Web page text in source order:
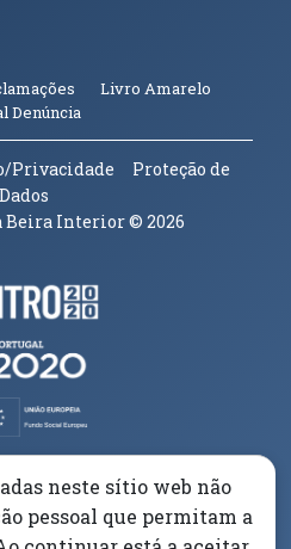
Livro Amarelo
Denúncia(abre em nova janela)
Privacidade
Proteção de
Dados
Beira Interior© 2026
(abre em nova janela)
neste sítio web não
pessoal que permitam a